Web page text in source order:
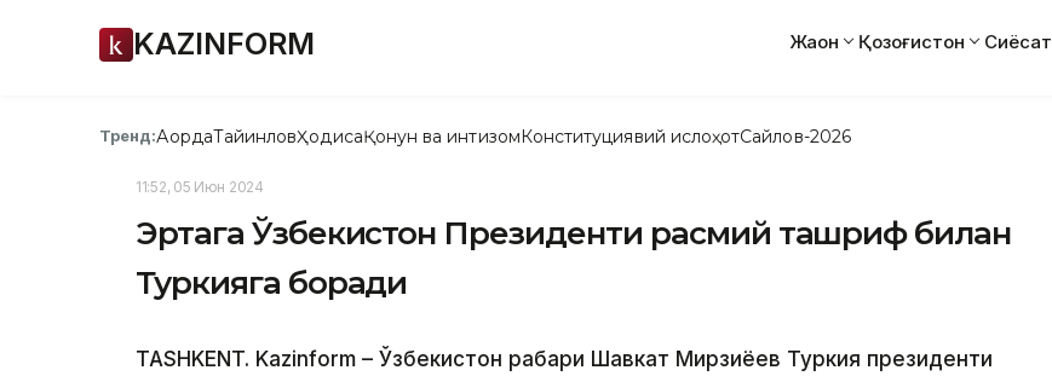
KAZINFORM Жаҳон Қозоғистон Сиёсат
Тренд:АқордаТайинловҲодисаҚонун ва интизомКонституциявий ислоҳотСайлов-2026
11:52, 05 Июн 2024
Эртага Ўзбекистон Президенти расмий ташриф билан
Туркияга боради
TASHKENT. Kazinform – Ўзбекистон раҳбари Шавкат Мирзиёев Туркия президенти